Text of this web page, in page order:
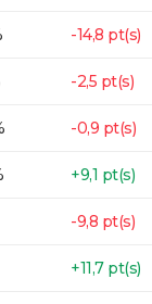
-14,8 pt(s)
-2,5 pt(s)
-0,9 pt(s)
+9,1 pt(s)
-9,8 pt(s)
+11,7 pt(s)